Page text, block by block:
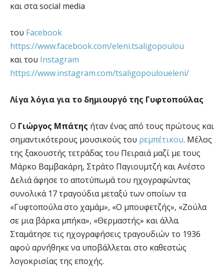
και στα social media
του Facebook
https://www.facebook.com/eleni.tsaligopoulou
και του Instagram
https://www.instagram.com/tsaligopouloueleni/
Λίγα λόγια για το δημιουργό της Γυφτοπούλας
Ο Γιώργος Μπάτης ήταν ένας από τους πρώτους και
σημαντικότερους μουσικούς του ρεμπέτικου. Μέλος
της ξακουστής τετράδας του Πειραιά μαζί με τους
Μάρκο Βαμβακάρη, Στράτο Παγιουμτζή και Ανέστο
Δελιά άφησε το αποτύπωμά του ηχογραφώντας
συνολικά 17 τραγούδια μεταξύ των οποίων τα
«Γυφτοπούλα στο χαμάμ», «Ο μπουφετζής», «Ζούλα
σε μια βάρκα μπήκα», «Θερμαστής» και άλλα.
Σταμάτησε τις ηχογραφήσεις τραγουδιών το 1936
αφού αρνήθηκε να υποβάλλεται στο καθεστώς
λογοκρισίας της εποχής.